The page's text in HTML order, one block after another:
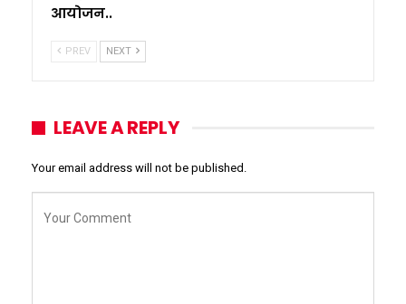
आयोजन..
PREV NEXT
LEAVE A REPLY
Your email address will not be published.